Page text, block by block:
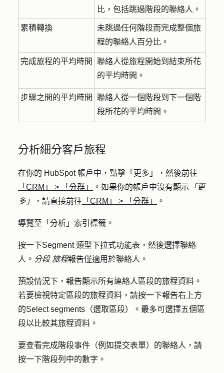
比，包括跳過階段的聯絡人。
累積轉換
未跳過任何階段而完成整個旅
程的聯絡人百分比。
完成旅程的平均時間
聯絡人從旅程開始到結束所花
的平均時間。
步驟之間的平均時間
聯絡人從一個階段到下一個階
段所花的平均時間。
分析細分客戶旅程
在你的 HubSpot 帳戶中，點擊 「更多」
，然後前往
「CRM」
> 「分群」 。如果你的帳戶中沒有顯示 「更
多」
，請直接前往 「CRM」 > 「分群」 。
導覽至「 分析 」索引標籤。
按一下Segment 類型下拉式功能表，然後選擇聯絡
人 。 分段 旅程報告僅適用於聯絡人。
預設情況下，報告顯示所有連絡人區段的旅程資料。
若要檢視特定區段的旅程資料，請按一下報告右上方
的Select segments（選取區段）。最多可選擇五個區
段以比較其旅程資料。
要查看完成階段事件（例如提交表單）的聯絡人，請
按一下階段列中的數字 。